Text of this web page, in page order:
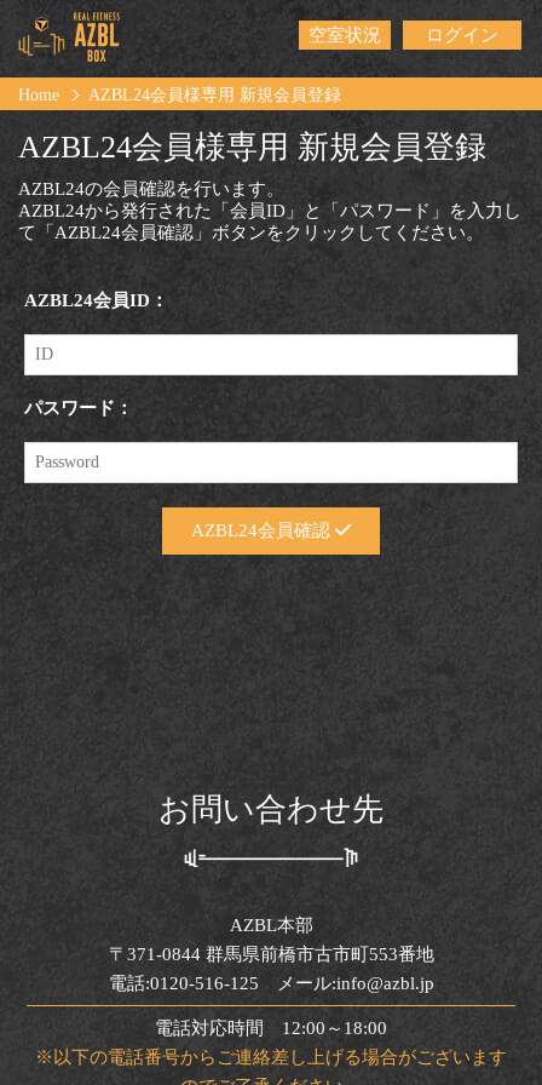
空室状況 ログイン
Home AZBL24会員様専用 新規会員登録
AZBL24会員様専用 新規会員登録
AZBL24の会員確認を行います。
AZBL24から発行された「会員ID」と「パスワード」を入力し
て「AZBL24会員確認」ボタンをクリックしてください。
AZBL24会員ID：
パスワード：
AZBL24会員確認
お問い合わせ先
AZBL本部
〒371-0844 群馬県前橋市古市町553番地
電話:0120-516-125 メール:info@azbl.jp
電話対応時間 12:00～18:00
※以下の電話番号からご連絡差し上げる場合がございます